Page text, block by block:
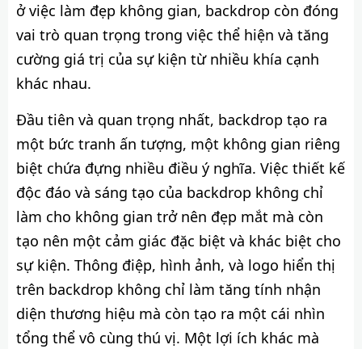
ở việc làm đẹp không gian, backdrop còn đóng
vai trò quan trọng trong việc thể hiện và tăng
cường giá trị của sự kiện từ nhiều khía cạnh
khác nhau.
Đầu tiên và quan trọng nhất, backdrop tạo ra
một bức tranh ấn tượng, một không gian riêng
biệt chứa đựng nhiều điều ý nghĩa. Việc thiết kế
độc đáo và sáng tạo của backdrop không chỉ
làm cho không gian trở nên đẹp mắt mà còn
tạo nên một cảm giác đặc biệt và khác biệt cho
sự kiện. Thông điệp, hình ảnh, và logo hiển thị
trên backdrop không chỉ làm tăng tính nhận
diện thương hiệu mà còn tạo ra một cái nhìn
tổng thể vô cùng thú vị. Một lợi ích khác mà